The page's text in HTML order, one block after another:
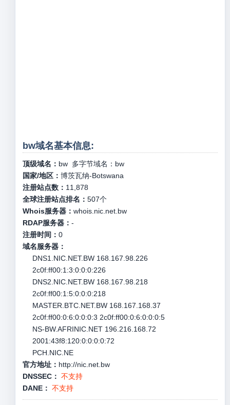
bw域名基本信息:
顶级域名： bw多字节域名： bw
国家/地区： 博茨瓦纳-Botswana
注册站点数： 11,878
全球注册站点排名： 507个
Whois服务器： whois.nic.net.bw
RDAP服务器： -
注册时间： 0
域名服务器：
DNS1.NIC.NET.BW 168.167.98.226
2c0f:ff00:1:3:0:0:0:226
DNS2.NIC.NET.BW 168.167.98.218
2c0f:ff00:1:5:0:0:0:218
MASTER.BTC.NET.BW 168.167.168.37
2c0f:ff00:0:6:0:0:0:3 2c0f:ff00:0:6:0:0:0:5
NS-BW.AFRINIC.NET 196.216.168.72
2001:43f8:120:0:0:0:0:72
PCH.NIC.NE
官方地址： http://nic.net.bw
DNSSEC： 不支持
DANE： 不支持